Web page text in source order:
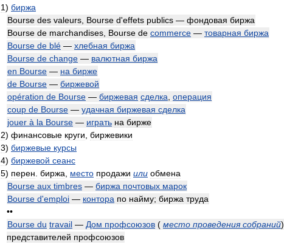
1) биржа
Bourse des valeurs Bourse d'effets publics — фондовая биржа
Bourse de marchandises Bourse de commerce — товарная биржа
Bourse de blé — хлебная биржа
Bourse de change — валютная биржа
en Bourse — на бирже
de Bourse — биржевой
opération de Bourse — биржевая сделка операция
coup de Bourse — удачная биржевая сделка
jouer à la Bourse — играть на бирже
2) финансовые круги биржевики
3) биржевые курсы
4) биржевой сеанс
5) перен биржа место продажи или обмена
Bourse aux timbres — биржа почтовых марок
Bourse d'emploi — контора по найму; биржа труда
••
Bourse du travail — Дом профсоюзов ( место проведения собраний)
представителей профсоюзов